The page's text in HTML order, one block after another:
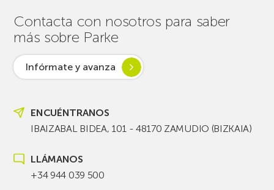
Contacta con nosotros para saber
más sobre Parke
Infórmate y avanza
ENCUÉNTRANOS
IBAIZABAL BIDEA, 101 - 48170 ZAMUDIO (BIZKAIA)
LLÁMANOS
+34 944 039 500